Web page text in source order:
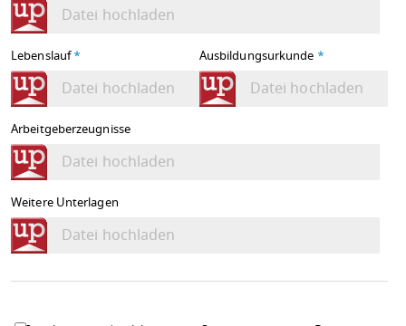
Datei hochladen
Lebenslauf*
Datei hochladen
Ausbildungsurkunde *
Datei hochladen
Arbeitgeberzeugnisse
Datei hochladen
Weitere Unterlagen
Datei hochladen